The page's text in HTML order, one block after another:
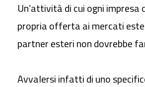
Un’attività di cui ogni impresa
propria offerta ai mercati
partner esteri non dovrebbe
Avvalersi infatti di uno